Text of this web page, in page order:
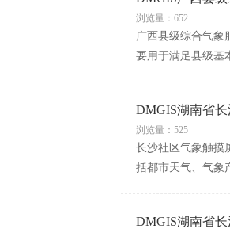
浏览量：652
广西县级综合气象
要用于满足县级基
DMGIS湖南省
浏览量：525
长沙社区气象触摸
括都市天气、气象
DMGIS湖南省